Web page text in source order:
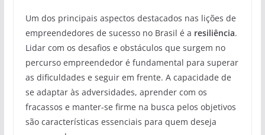
Um dos principais aspectos destacados nas lições de
empreendedores de sucesso no Brasil é a resiliência.
Lidar com os desafios e obstáculos que surgem no
percurso empreendedor é fundamental para superar
as dificuldades e seguir em frente. A capacidade de
se adaptar às adversidades, aprender com os
fracassos e manter-se firme na busca pelos objetivos
são características essenciais para quem deseja